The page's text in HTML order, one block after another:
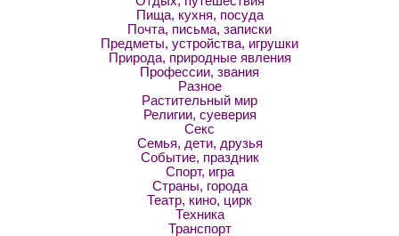
Пища, кухня, посуда
Почта, письма, записки
Предметы, устройства, игрушки
Природа, природные явления
Профессии, звания
Разное
Растительный мир
Религии, суеверия
Секс
Семья, дети, друзья
Событие, праздник
Спорт, игра
Страны, города
Театр, кино, цирк
Техника
Транспорт